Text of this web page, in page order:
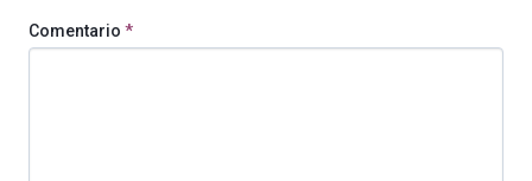
Comentario *